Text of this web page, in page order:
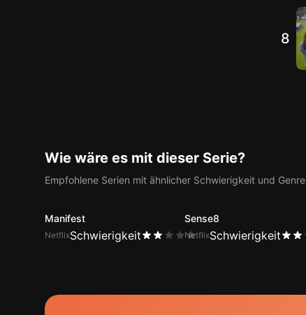
8
Wie wäre es mit dieser Serie?
Empfohlene Serien mit ähnlicher Schwierigkeit und Genre
Manifest
NetflixSchwierigkeit
Sense8
NetflixSchwierigkeit